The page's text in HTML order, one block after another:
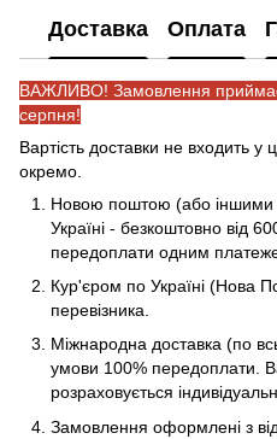
Доставка Оплата
ВАЖЛИВО! Замовлення
серпня!
Вартість доставки не входить у
окремо.
Новою поштою (або іншими
Україні - безкоштовно від
передоплати одним
Кур'єром по Україні (Нова
перевізника.
Міжнародна доставка (по
умови 100% передоплати.
розраховується
Замовлення оформлені з